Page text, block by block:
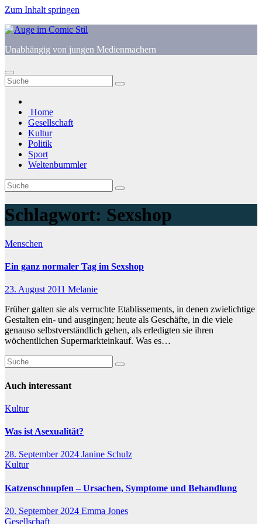
Zum Inhalt springen
Unabhängig von jungen Medienmachern
Home
Gesellschaft
Kultur
Politik
Sport
Weltenbummler
Schlagwort: Sexshop
Menschen
Ein ganz normaler Tag im Sexshop
23. August 2011 Melanie
Früher galten sie als verruchte Etablissements, in denen zwielichtige
Gestalten ein- und ausgingen; heute als Geschäfte, in die viele
genauso selbstverständlich gehen, als erledigten sie ihren
wöchentlichen Supermarkteinkauf. Was es…
Auch interessant
Kultur
Was ist Asexualität?
28. September 2024 Janine Schulz
Kultur
Katzenschnupfen – Ursachen, Symptome und Behandlung
20. September 2024 Emma Jones
Gesellschaft